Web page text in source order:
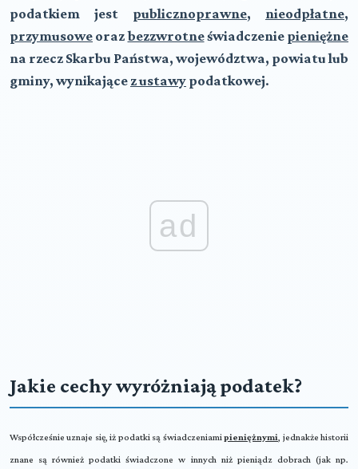
podatkiem jest publicznoprawne, nieodpłatne,
przymusowe orazbezzwrotneświadczenie pieniężne
na rzecz Skarbu Państwa, województwa, powiatu lub
gminy, wynikające z ustawy podatkowej.
ad
Jakie cechy wyróżniają podatek?
Współcześnie uznaje się, iż podatki są świadczeniamipieniężnymi , jednakże historii
znane są również podatki świadczone w innych niż pieniądz dobrach (jak np.